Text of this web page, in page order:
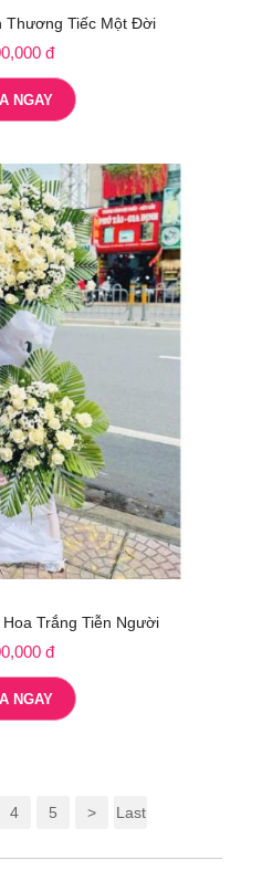
Thương Tiếc Một Đời
đ
NGAY
Trắng Tiễn Người
đ
NGAY
4 5 > Last